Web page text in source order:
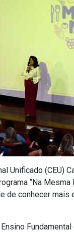
Unificado (CEU)
“Na
de conhecer